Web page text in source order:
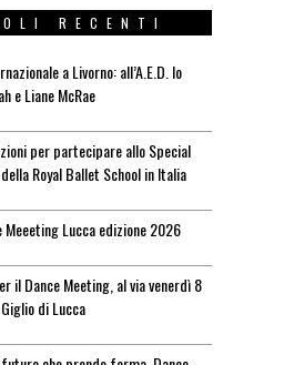
RECENTI
a Livorno: all’A.E.D. lo
e Liane McRae
per partecipare allo Special
Royal Ballet School in Italia
Meeeting Lucca edizione 2026
il Dance Meeting, al via venerdì 8
di Lucca